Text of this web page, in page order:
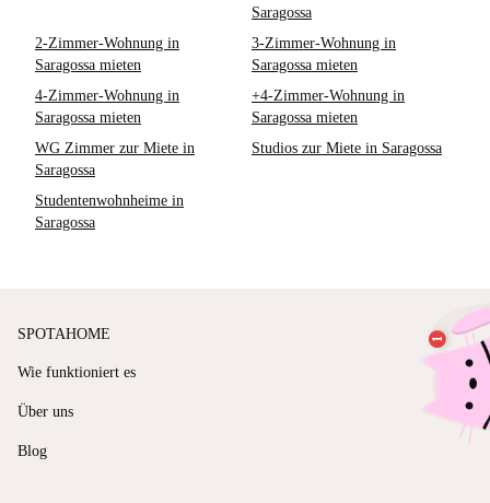
Saragossa
2-Zimmer-Wohnung in
Saragossa mieten
3-Zimmer-Wohnung in
Saragossa mieten
4-Zimmer-Wohnung in
Saragossa mieten
+4-Zimmer-Wohnung in
Saragossa mieten
WG Zimmer zur Miete in
Saragossa
Studios zur Miete in Saragossa
Studentenwohnheime in
Saragossa
SPOTAHOME
Wie funktioniert es
Über uns
Blog